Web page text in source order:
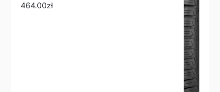
464.00zł